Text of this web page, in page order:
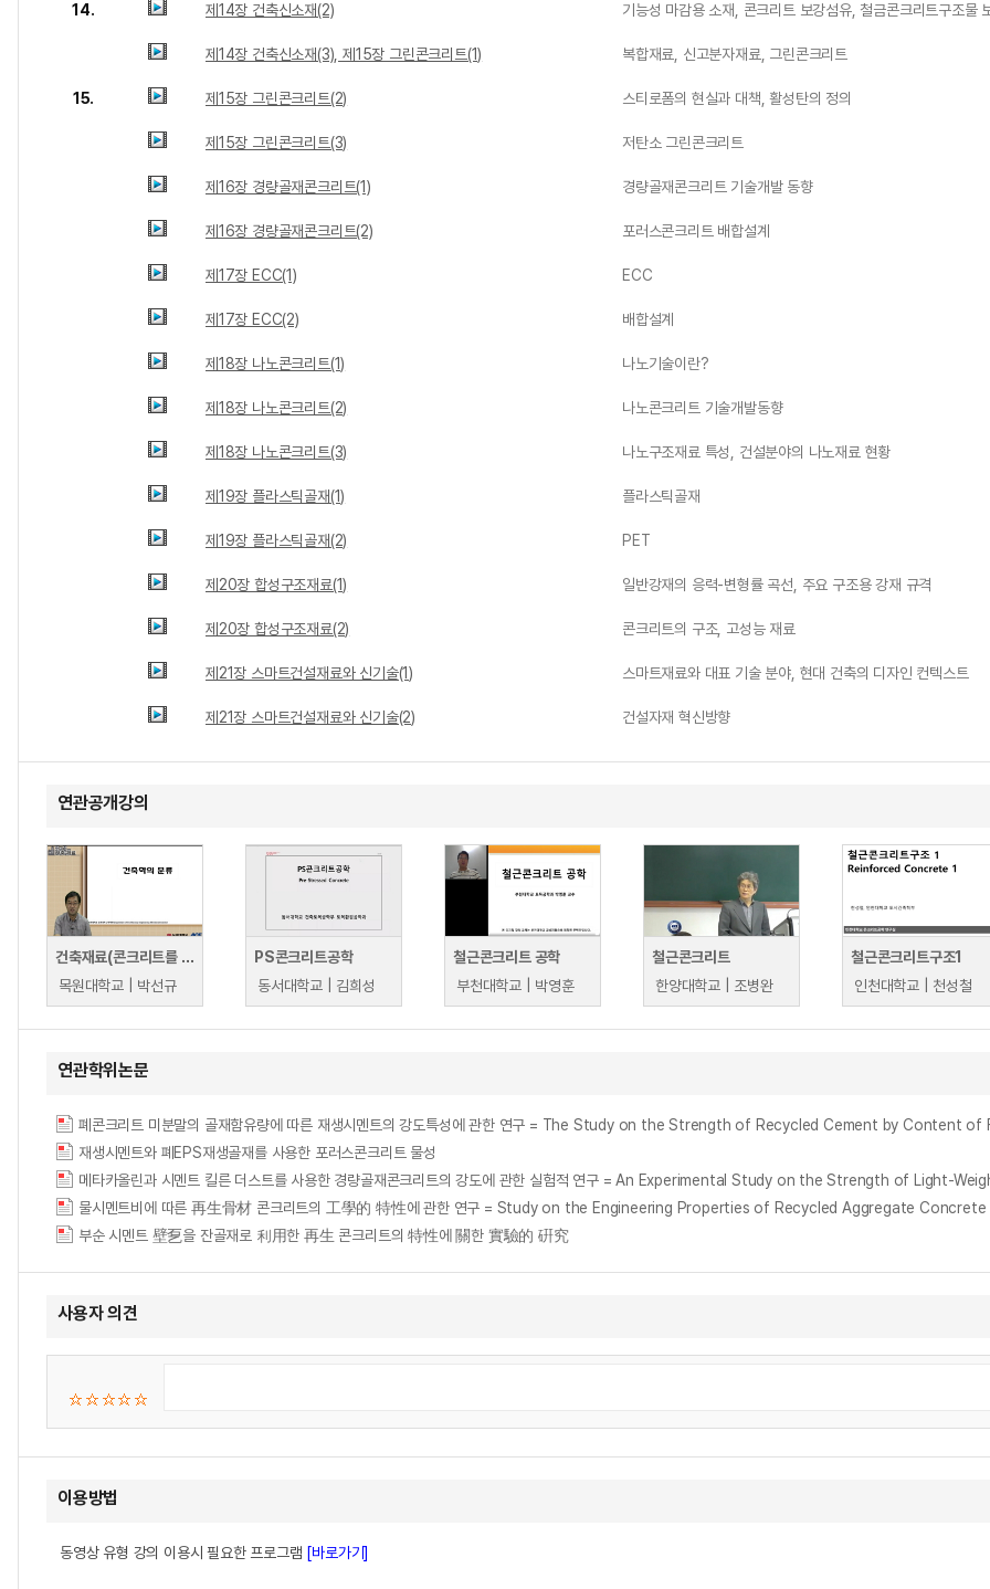
14. 제14장 건축신소재(2) 기능성 마감용 소재, 콘크리트 보강섬유, 철금콘크리트구조물
제14장 건축신소재(3), 제15장 그린콘크리트(1) 복합재료, 신고분자재료, 그린콘크리트
15. 제15장 그린콘크리트(2) 스티로폼의 현실과 대책, 활성탄의 정의
제15장 그린콘크리트(3) 저탄소 그린콘크리트
제16장 경량골재콘크리트(1) 경량골재콘크리트 기술개발 동향
제16장 경량골재콘크리트(2) 포러스콘크리트 배합설계
제17장 ECC(1) ECC
제17장 ECC(2) 배합설계
제18장 나노콘크리트(1) 나노기술이란?
제18장 나노콘크리트(2) 나노콘크리트 기술개발동향
제18장 나노콘크리트(3) 나노구조재료 특성, 건설분야의 나노재료 현황
제19장 플라스틱골재(1) 플라스틱골재
제19장 플라스틱골재(2) PET
제20장 합성구조재료(1) 일반강재의 응력-변형률 곡선, 주요 구조용 강재 규격
제20장 합성구조재료(2) 콘크리트의 구조, 고성능 재료
제21장 스마트건설재료와 신기술(1) 스마트재료와 대표 기술 분야, 현대 건축의 디자인 컨텍스트
제21장 스마트건설재료와 신기술(2) 건설자재 혁신방향
연관공개강의
건축재료(콘크리트를 중심으로)
목원대학교 | 박선규
PS콘크리트공학
동서대학교 | 김희성
철근콘크리트 공학
부천대학교 | 박영훈
철근콘크리트
한양대학교 | 조병완
철근콘크리트구조1
인천대학교 | 천성철
연관학위논문
폐콘크리트 미분말의 골재함유량에 따른 재생시멘트의 강도특성에 관한 연구 = The Study on the Strength of Recycled Cement by
재생시멘트와 폐EPS재생골재를 사용한 포러스콘크리트 물성
메타카올린과 시멘트 킬른 더스트를 사용한 경량골재콘크리트의 강도에 관한 실험적 연구 = An Experimental Study on the Strength of
물시멘트비에 따른 再生骨材 콘크리트의 工學的 特性에 관한 연구 = Study on the Engineering Properties of Recycled Aggregate
부순 시멘트 壁乭을 잔골재로 利用한 再生 콘크리트의 特性에 關한 實驗的 硏究
사용자 의견
이용방법
동영상 유형 강의 이용시 필요한 프로그램 [바로가기]